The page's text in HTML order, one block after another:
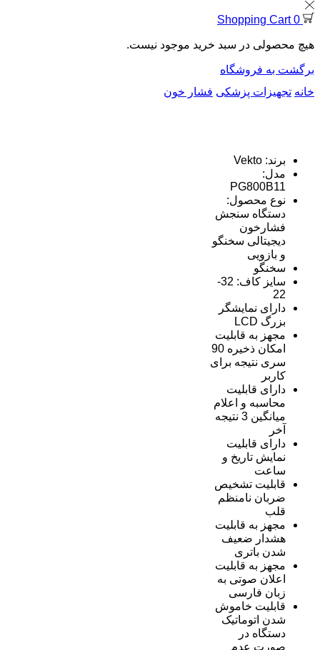
0
Shopping Cart
هیچ محصولی در سبد خرید موجود نیست.
برگشت به فروشگاه
خانه تجهیزات پزشکی فشار خون
برند: Vekto
مدل:
PG800B11
نوع محصول:
دستگاه سنجش
فشارخون
دیجیتالی سخنگو
و بازویی
سخنگو
سایز کاف: 32-
22
دارای نمایشگر
بزرگ LCD
مجهز به قابلیت
امکان ذخیره 90
سری نتیجه برای
کاربر
دارای قابلیت
محاسبه و اعلام
میانگین 3 نتیجه
آخر
دارای قابلیت
نمایش تاریخ و
ساعت
قابلیت تشخیص
ضربان نامنظم
قلب
مجهز به قابلیت
هشدار ضعیف
شدن باتری
مجهز به قابلیت
اعلان صوتی به
زبان فارسی
قابلیت خاموش
شدن اتوماتیک
دستگاه در
صورت عدم